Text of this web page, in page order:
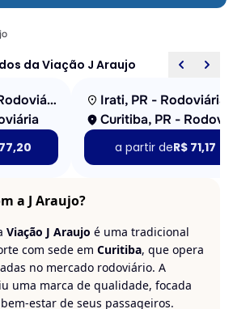
da Viação J Araujo
Curitiba, PR - Rodoviária
Irati, PR - Rodoviária
a partir deR$ 71,17
a J Araujo?
Viação J Araujo é uma tradicional
com sede em Curitiba, que opera
no mercado rodoviário. A
uma marca de qualidade, focada
estar de seus passageiros.